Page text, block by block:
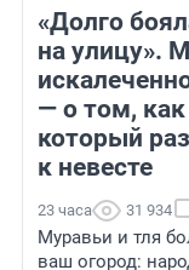
«Долго
на улицу».
— о том,
который
к невесте
23 часа 31 934
Муравьи и тля
ваш огород: